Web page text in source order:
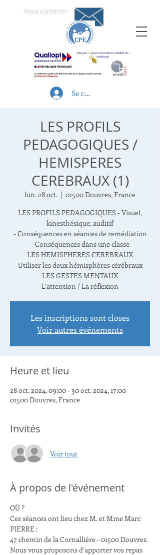
Nous contacter
Se connecter
LES PROFILS
PEDAGOGIQUES /
HEMISPERES
CEREBRAUX (1)
lun. 28 oct.
  |
01500 Douvres, France
LES PROFILS PEDAGOGIQUES - Visuel,
kinesthésique, auditif
- Conséquences en séances de remédiation
- Conséquences dans une classe
LES HEMISPHERES CEREBRAUX
Utiliser les deux hémisphères cérébraux
LES GESTES MENTAUX
L’attention / La réflexion
Les inscriptions sont closes
Voir autres événements
Heure et lieu
28 oct. 2024, 09:00 – 30 oct. 2024, 17:00
01500 Douvres, France
Invités
Voir tout
À propos de l'événement
OÙ ?
Ces séances ont lieu chez M. et Mme Marc
PIERRE :
47 chemin de la Cornallière – 01500 Douvres.
Nous vous proposons d’apporter vos repas